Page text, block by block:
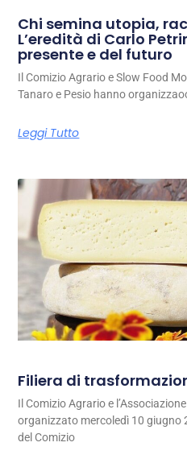
Chi semina utopia,
L’eredità di Carlo
presente e del futuro
Il Comizio Agrario e Slow Food
Tanaro e Pesio hanno
Leggi Tutto
Filiera di
Il Comizio Agrario e
organizzato mercoledì 10 giugno
del Comizio